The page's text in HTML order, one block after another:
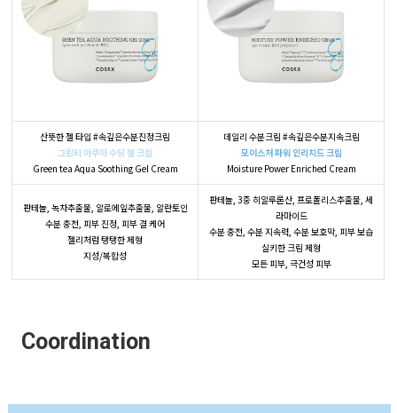
산뜻한 젤 타입 #속깊은수분진정크림
그린티 아쿠아 수딩 젤 크림
Green tea Aqua Soothing Gel Cream
데일리 수분크림 #속깊은수분지속크림
모이스처 파워 인리치드 크림
Moisture Power Enriched Cream
판테놀, 녹차추출물, 알로에잎추출물, 알란토인
수분 충전, 피부 진정, 피부 결 케어
젤리처럼 탱탱한 제형
지성/복합성
판테놀, 3중 히알루론산, 프로폴리스추출물, 세
라마이드
수분 충전, 수분 지속력, 수분 보호막, 피부 보습
실키한 크림 제형
모든 피부, 극건성 피부
Coordination